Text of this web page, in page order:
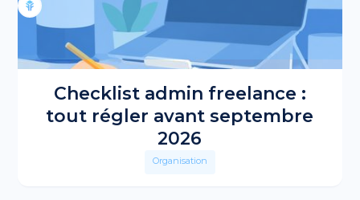
Checklist admin freelance :
tout régler avant septembre
2026
Organisation